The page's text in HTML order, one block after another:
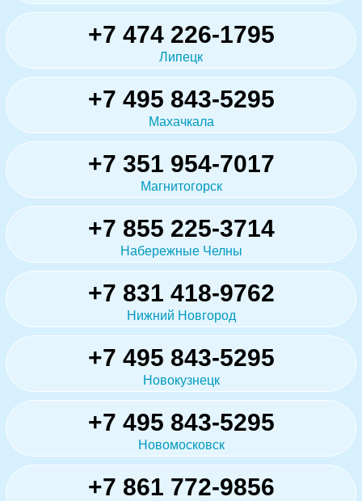
+7 474 226-1795
Липецк
+7 495 843-5295
Махачкала
+7 351 954-7017
Магнитогорск
+7 855 225-3714
Набережные Челны
+7 831 418-9762
Нижний Новгород
+7 495 843-5295
Новокузнецк
+7 495 843-5295
Новомосковск
+7 861 772-9856